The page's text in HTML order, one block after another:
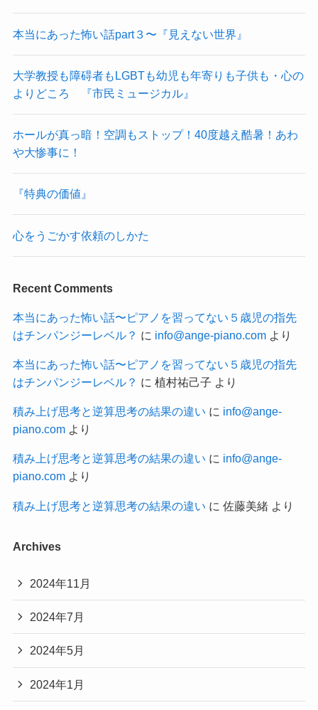
本当にあった怖い話part３〜『見えない世界』
大学教授も障碍者もLGBTも幼児も年寄りも子供も・心の
よりどころ 『市民ミュージカル』
ホールが真っ暗！空調もストップ！40度越え酷暑！あわ
や大惨事に！
『特典の価値』
心をうごかす依頼のしかた
Recent Comments
本当にあった怖い話〜ピアノを習ってない５歳児の指先
はチンパンジーレベル？ に info@ange-piano.comより
本当にあった怖い話〜ピアノを習ってない５歳児の指先
はチンパンジーレベル？ に 植村祐己子 より
積み上げ思考と逆算思考の結果の違い に info@ange-
piano.comより
積み上げ思考と逆算思考の結果の違い に info@ange-
piano.comより
積み上げ思考と逆算思考の結果の違い に 佐藤美緒より
Archives
2024年11月
2024年7月
2024年5月
2024年1月